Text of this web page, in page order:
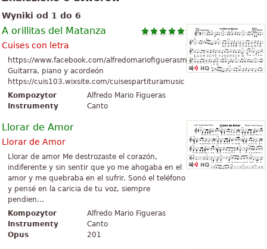
Wyniki od 1 do 6
A orillitas del Matanza
Cuises con letra
https://www.facebook.com/alfredomariofiguerasmusico
Guitarra, piano y acordeón
https://cuis103.wixsite.com/cuisespartituramusic
Kompozytor
Alfredo Mario Figueras
Instrumenty
Canto
Llorar de Amor
Llorar de Amor
Llorar de amor Me destrozaste el corazón,
indiferente y sin sentir que yo me ahogaba en el
amor y me quebraba en el sufrir. Sonó el teléfono
y pensé en la caricia de tu voz, siempre
pendien...
Kompozytor
Alfredo Mario Figueras
Instrumenty
Canto
Opus
201